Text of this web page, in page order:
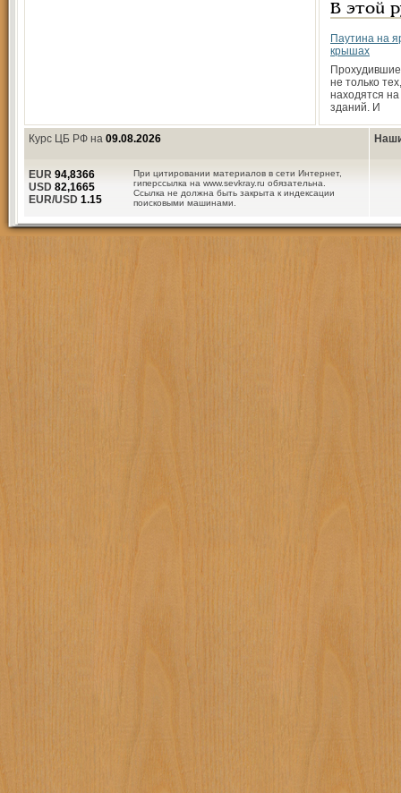
В этой
Паутина на
крышах
не только
находятся
зданий. И
Курс ЦБ РФ на 09.08.2026
При цитировании материалов в сети Интернет,
гиперссылка на www.sevkray.ru обязательна.
Ссылка не должна быть закрыта к индексации
поисковыми машинами.
EUR 94,8366
USD 82,1665
EUR/USD 1.15